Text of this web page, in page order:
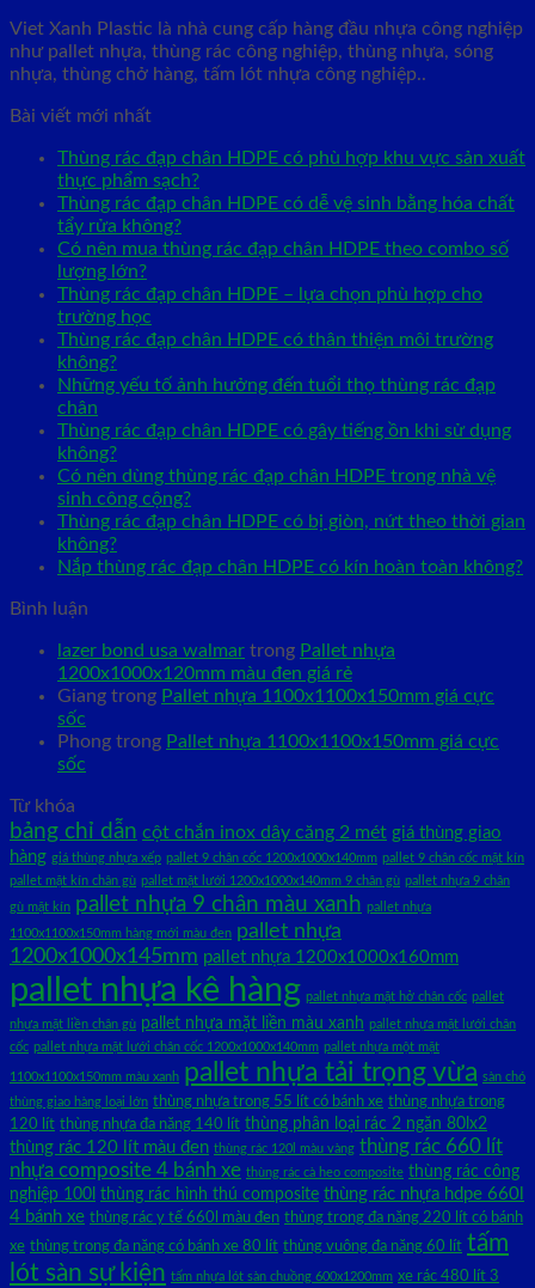
Viet Xanh Plastic là nhà cung cấp hàng đầu nhựa công nghiệp
như pallet nhựa, thùng rác công nghiệp, thùng nhựa, sóng
nhựa, thùng chở hàng, tấm lót nhựa công nghiệp..
Bài viết mới nhất
Thùng rác đạp chân HDPE có phù hợp khu vực sản xuất
thực phẩm sạch?
Thùng rác đạp chân HDPE có dễ vệ sinh bằng hóa chất
tẩy rửa không?
Có nên mua thùng rác đạp chân HDPE theo combo số
lượng lớn?
Thùng rác đạp chân HDPE – lựa chọn phù hợp cho
trường học
Thùng rác đạp chân HDPE có thân thiện môi trường
không?
Những yếu tố ảnh hưởng đến tuổi thọ thùng rác đạp
chân
Thùng rác đạp chân HDPE có gây tiếng ồn khi sử dụng
không?
Có nên dùng thùng rác đạp chân HDPE trong nhà vệ
sinh công cộng?
Thùng rác đạp chân HDPE có bị giòn, nứt theo thời gian
không?
Nắp thùng rác đạp chân HDPE có kín hoàn toàn không?
Bình luận
lazer bond usa walmar trong Pallet nhựa
1200x1000x120mm màu đen giá rẻ
Giang trong Pallet nhựa 1100x1100x150mm giá cực
sốc
Phong trong Pallet nhựa 1100x1100x150mm giá cực
sốc
Từ khóa
bảng chỉ dẫn cột chắn inox dây căng 2 mét giá thùng giao
hàng giá thùng nhựa xếp pallet 9 chân cốc 1200x1000x140mm pallet 9 chân cốc mặt kín
pallet mặt kín chân gù pallet mặt lưới 1200x1000x140mm 9 chân gù pallet nhựa 9 chân
gù mặt kín pallet nhựa 9 chân màu xanh pallet nhựa
1100x1100x150mm hàng mới màu đen pallet nhựa
1200x1000x145mm pallet nhựa 1200x1000x160mm
pallet nhựa kê hàng pallet nhựa mặt hở chân cốc pallet
nhựa mặt liền chân gù pallet nhựa mặt liền màu xanh pallet nhựa mặt lưới chân
cốc pallet nhựa mặt lưới chân cốc 1200x1000x140mm pallet nhựa một mặt
1100x1100x150mm màu xanh pallet nhựa tải trọng vừa sàn chó
thùng giao hàng loại lớn thùng nhựa trong 55 lít có bánh xe thùng nhựa trong
120 lít thùng nhựa đa năng 140 lít thùng phân loại rác 2 ngăn 80lx2
thùng rác 120 lít màu đen thùng rác 120l màu vàng thùng rác 660 lít
nhựa composite 4 bánh xe thùng rác cà heo composite thùng rác công
nghiệp 100l thùng rác hình thú composite thùng rác nhựa hdpe 660l
4 bánh xe thùng rác y tế 660l màu đen thùng trong đa năng 220 lít có bánh
xe thùng trong đa năng có bánh xe 80 lít thùng vuông đa năng 60 lít tấm
lót sàn sự kiện tấm nhựa lót sàn chuồng 600x1200mm xe rác 480 lít 3